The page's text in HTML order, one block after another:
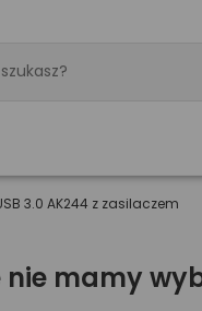
3.0 AK244 z zasilaczem
nie mamy